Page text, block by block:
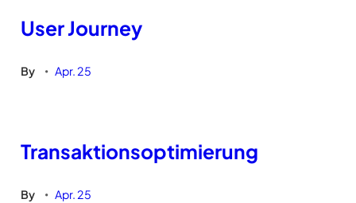
User Journey
By • Apr. 25
Transaktionsoptimierung
By • Apr. 25